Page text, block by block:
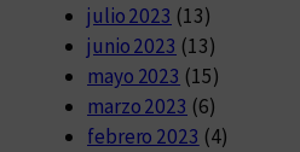
julio 2023 (13)
junio 2023 (13)
mayo 2023 (15)
marzo 2023 (6)
febrero 2023 (4)